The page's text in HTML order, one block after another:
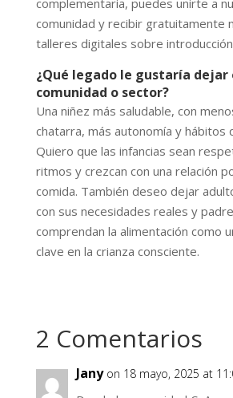
comunidad y recibir gratuitamente
talleres digitales sobre
¿Qué legado le gustaría dejar
comunidad o sector?
Una niñez más saludable, con
chatarra, más autonomía y hábitos
Quiero que las infancias sean
ritmos y crezcan con una relación
comida. También deseo dejar
con sus necesidades reales y
comprendan la alimentación como
clave en la crianza consciente.
2 Comentarios
Jany on 18 mayo, 2025 at